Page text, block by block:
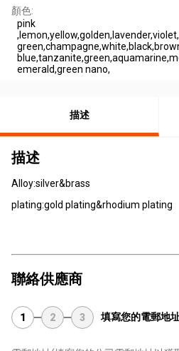
顏色:
pink
emerald,green nano,
描述
描述
Alloy:silver&brass
plating:gold plating&rhodium plating
聯絡供應商
1 2 3 填寫您的電郵地